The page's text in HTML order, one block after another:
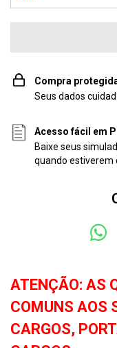
Compra
Seus dados
Acesso fácil em
Baixe seus
quando estiverem
ATENÇÃO: AS
COMUNS AOS
CARGOS,